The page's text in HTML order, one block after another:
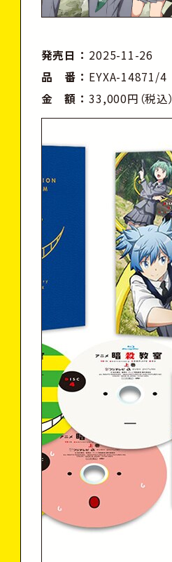
発売日
2025-11-26
品 番
EYXA-14871/4
金 額
33,000円（税込）